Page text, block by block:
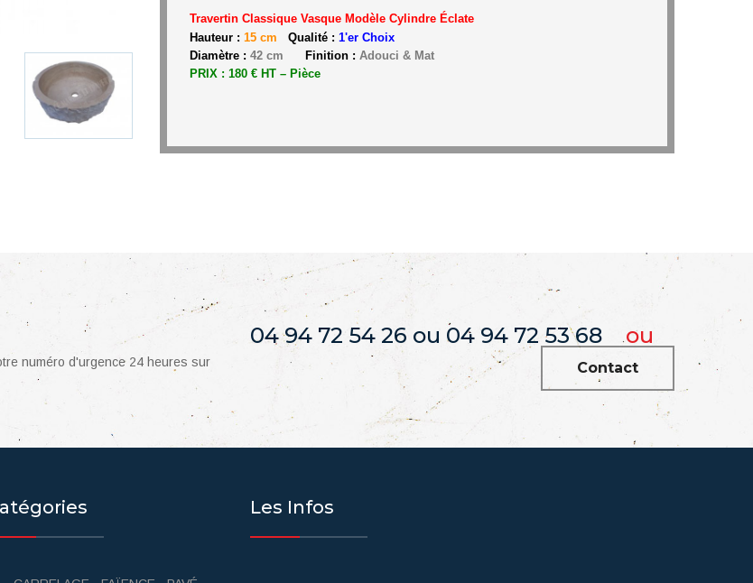
Travertin Classique Vasque Modèle Cylindre Éclate
Hauteur : 15 cm Qualité : 1'er Choix
Diamètre : 42 cm Finition : Adouci & Mat
PRIX : 180 € HT – Pièce
numéro d'urgence 24 heures sur
04 94 72 54 26 ou 04 94 72 53 68 ou
Contact
Les Infos